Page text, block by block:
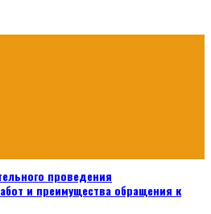
проведения
и преимущества обращения к